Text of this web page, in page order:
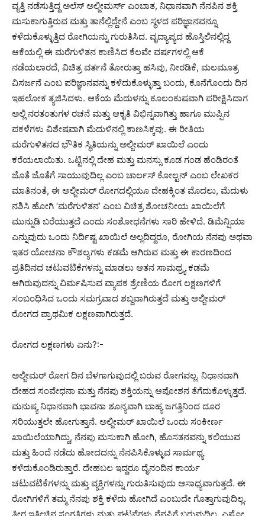
ವೃತ್ತಿ ನಡೆಸುತ್ತಿದ್ದ ಅಲೆಸ್ ಅಲ್ಜೀಮರ್ಸ್ ಎಂಬಾತ, ನಿಧಾನವಾಗಿ ನೆನಪಿನ ಶಕ್ತಿ
ಮಸುಕಾಗುತ್ತಿರುವ ಮತ್ತು ತಾನೆಲ್ಲಿದ್ದೇನೆ ಎಂಬ ಸ್ಥಳದ ಪರಿಜ್ಞಾನವನ್ನೂ
ಕಳೆದುಕೊಳ್ಳುತ್ತಿದ ರೋಗಿಯನ್ನು ಗುರುತಿಸಿದ. ವೃದ್ಯಾಪ್ಯದ ಹೊಸ್ತಿಲಿನಲ್ಲಿದ್ದ
ಆಕೆಯಲ್ಲಿ ಈ ಮರೆಗುಳಿತನ ಕಾಣಿಸಿದ ಕೆಲವೇ ವರ್ಷಗಳಲ್ಲಿ ಆಕೆ
ನಡೆಯಲಾರದೆ, ವಿಚಿತ್ರ ವರ್ತನೆ ತೋರುತ್ತಾ ಹಸಿವು, ನೀರಡಿಕೆ, ಮಲಮೂತ್ರ
ವಿಸರ್ಜನೆ ಎಂಬ ಪರಿಜ್ಞಾನವನ್ನು ಕಳೆದುಕೊಳ್ಳುತ್ತಾ ಬಂದು, ಕೊನೆಗೊಂದು ದಿನ
ಇಹಲೋಕ ತ್ಯಜಿಸಿದಳು. ಆಕೆಯ ಮೆದುಳನ್ನು ಕೂಲಂಕುಷವಾಗಿ ಪರೀಕ್ಷಿಸಿದಾಗ
ಅಲ್ಲಿ ನರತಂತುಗಳ ರಚನೆ ಮತ್ತು ಆಕೃತಿ ವಿಭಿನ್ನವಾಗಿತ್ತು ಹಾಗೂ ಮುಪ್ಪಿನ
ಪಕಳೆಗಳು ವಿಶೇಷವಾಗಿ ಮೆದುಳಿನಲ್ಲಿ ಕಾಣಸಿಕ್ಕವು. ಈ ರೀತಿಯ
ಮರೆಗುಳಿತನದ ಭೌತಿಕ ಸ್ಥಿತಿಯನ್ನು ಅಲ್ಜೀಮರ್ ಖಾಯಿಲೆ ಎಂದು
ಕರೆಯಲಾಯಿತು. ಒಟ್ಟಿನಲ್ಲಿ ದೇಹ ಮತ್ತು ಮನಸ್ಸು ಕೂಡ ಗಂಡ ಹೆಂಡಿರಂತೆ
ಜೊತೆ ಜೊತೆಗೆ ಸಾಯುವುದಿಲ್ಲ ಎಂಬ ಚಾರ್ಲಸ್ ಕೋಲ್ಟನ್ ಎಂಬ ಲೇಖಕರ
ಮಾತಿನಂತೆ, ಈ ಅಲ್ಜೀಮರ್ ರೋಗದಲ್ಲಿಯೂ ದೇಹಕ್ಕಿಂತ ಮೊದಲು, ಮೆದುಳು
ನಶಿಸಿ ಹೋಗಿ ‘ಮರೆಗುಳಿತನ’ ಎಂಬ ವಿಚಿತ್ರ ಶೋಚನೀಯ ಖಾಯಿಲೆಗೆ
ಮುನ್ನುಡಿ ಬರೆಯುತ್ತದೆ ಎಂದು ಸಂಶೋಧನೆಗಳು ಸಾರಿ ಹೇಳಿದೆ. ಡಿಮೆನ್ಷಿಯಾ
ಎನ್ನುವುದು ಒಂದು ನಿರ್ದಿಷ್ಟ ಖಾಯಿಲೆ ಅಲ್ಲದಿದ್ದರೂ, ರೋಗಿಯ ನೆನಪು ಅಥವಾ
ಇತರ ಯೋಚನಾ ಕೌಶಲ್ಯಗಳು ಕಡಮೆ ಆಗಿರುವ ಮತ್ತು ಈ ಕಾರಣದಿಂದ
ಪ್ರತಿದಿನದ ಚಟುವಟಿಕೆಗಳನ್ನು ಮಾಡಲು ಆತನ ಸಾಮಥ್ರ್ಯ ಕಡಮೆ
ಆಗಿರುವುದನ್ನು ವಿರ್ಮಷಿಸುವ ವ್ಯಾಪಕ ಶ್ರೇಣಿಯ ರೋಗ ಲಕ್ಷಣಗಳಿಗೆ
ಸಂಬಂಧಿಸಿದ ಒಂದು ಸಮಗ್ರವಾದ ಶಬ್ದವಾಗಿರುತ್ತದೆ ಮತ್ತು ಅಲ್ಜೀಮರ್
ರೋಗದ ಪ್ರಾಥಮಿಕ ಲಕ್ಷಣವಾಗಿರುತ್ತದೆ.
ರೋಗದ ಲಕ್ಷಣಗಳು ಏನು?:-
ಅಲ್ಜೀಮರ್ ರೋಗ ದಿನ ಬೆಳಗಾಗುವುದಲ್ಲಿ ಬರುವ ರೋಗವಲ್ಲ. ನಿಧಾನವಾಗಿ
ದೇಹದ ಸಂವೇಧನಾ ಮತ್ತು ನೆನಪು ಶಕ್ತಿಯನ್ನು ಆಪೋಶನ ತೆಗೆದುಕೊಳ್ಳುತ್ತದೆ.
ಮನುಷ್ಯ ನಿಧಾನವಾಗಿ ಭಾವನಾ ಶೂನ್ಯವಾಗಿ ಬಾಹ್ಯ ಜಗತ್ತಿನಿಂದ ದೂರ
ಸರಿಯುತ್ತಲೇ ಹೋಗುತ್ತಾನೆ. ಅಲ್ಜೀಮರ್ ಖಾಯಿಲೆ ಒಂದು ಸಂಕೀರ್ಣ
ಖಾಯಿಲೆಯಾಗಿದ್ದು, ನೆನಪು ಮಸುಕಾಗಿ ಹೋಗಿ, ಹೊಸತನವನ್ನು ಕಲಿಯುವ
ಮತ್ತು ಹಿಂದೆ ನಡೆದು ಹೋದದನ್ನು ನೆನಪಿಸಿಕೊಳ್ಳುವ ಸಾರ್ಮಥ್ಯ
ಕಳೆದುಕೊಂಡಿರುತ್ತಾರೆ. ದೇಹಬಲ ಇದ್ದರೂ ದೈನಂದಿನ ಕಾರ್ಯ
ಚಟುವಟಿಕೆಗಳನ್ನು ಮತ್ತು ವ್ಯಕ್ತಿಗಳನ್ನು ಗುರುತಿಸುವುದು ಅಸಾಧ್ಯವಾಗುತ್ತದೆ. ಈ
ರೋಗಿಗಳಿಗೆ ತಮ್ಮ ನೆನಪು ಶಕ್ತಿ ಕಳೆದು ಹೋಗಿದೆ ಎಂಬುದೇ ಗೊತ್ತಾಗುವುದಿಲ್ಲ.